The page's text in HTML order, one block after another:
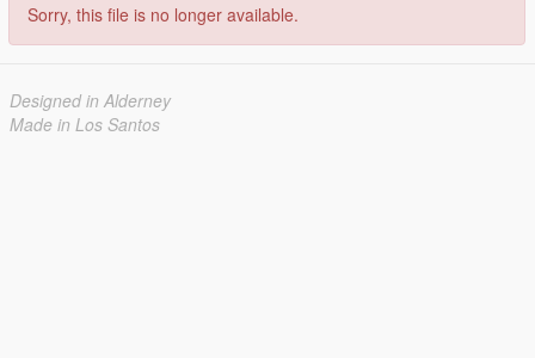
Sorry, this file is no longer available.
Designed in Alderney
Made in Los Santos